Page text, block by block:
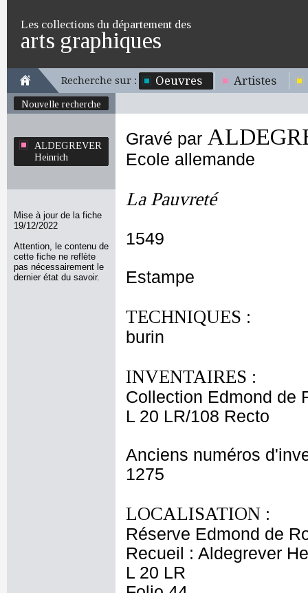
Les collections du département des
arts graphiques
Recherche sur : Oeuvres Artistes
Nouvelle recherche
ALDEGREVER
Heinrich
Mise à jour de la fiche
19/12/2022
Attention, le contenu de
cette fiche ne reflète
pas nécessairement le
dernier état du savoir.
Gravé par
Ecole allemande
La Pauvreté
1549
Estampe
TECHNIQUES :
burin
INVENTAIRES :
Collection Edmond de
L 20 LR/108 Recto
Anciens numéros
1275
LOCALISATION :
Réserve Edmond de
Recueil : Aldegrever
L 20 LR